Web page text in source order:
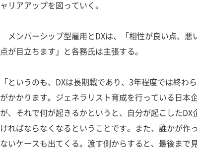
ャリアアップを図っていく。
メンバーシップ型雇用とDXは、「相性が良い点、悪
点が目立ちます」と各務氏は主張する。
「というのも、DXは長期戦であり、3年程度では終わ
がかかります。ジェネラリスト育成を行っている日本
が、それで何が起きるかというと、自分が起こした
ければならなくなるということです。また、誰かが作
ないケースも出てくる。渡す側からすると、最後まで